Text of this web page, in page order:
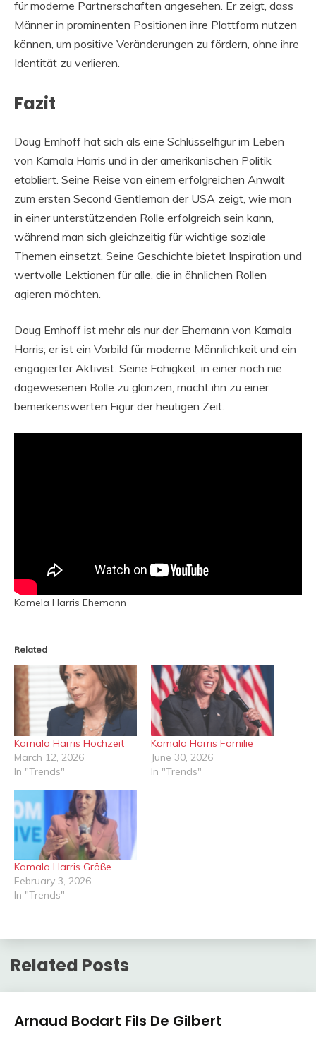
für moderne Partnerschaften angesehen. Er zeigt, dass
Männer in prominenten Positionen ihre Plattform nutzen
können, um positive Veränderungen zu fördern, ohne ihre
Identität zu verlieren.
Fazit
Doug Emhoff hat sich als eine Schlüsselfigur im Leben
von Kamala Harris und in der amerikanischen Politik
etabliert. Seine Reise von einem erfolgreichen Anwalt
zum ersten Second Gentleman der USA zeigt, wie man
in einer unterstützenden Rolle erfolgreich sein kann,
während man sich gleichzeitig für wichtige soziale
Themen einsetzt. Seine Geschichte bietet Inspiration und
wertvolle Lektionen für alle, die in ähnlichen Rollen
agieren möchten.
Doug Emhoff ist mehr als nur der Ehemann von Kamala
Harris; er ist ein Vorbild für moderne Männlichkeit und ein
engagierter Aktivist. Seine Fähigkeit, in einer noch nie
dagewesenen Rolle zu glänzen, macht ihn zu einer
bemerkenswerten Figur der heutigen Zeit.
Kamela Harris Ehemann
Related
Kamala Harris Hochzeit
March 12, 2026
In "Trends"
Kamala Harris Familie
June 30, 2026
In "Trends"
Kamala Harris Größe
February 3, 2026
In "Trends"
Related Posts
Trends
Arnaud Bodart Fils De Gilbert